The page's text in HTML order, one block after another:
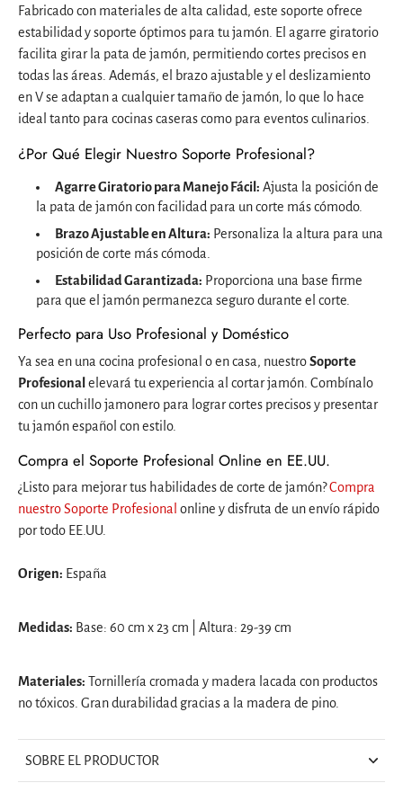
Fabricado con materiales de alta calidad, este soporte ofrece
estabilidad y soporte óptimos para tu jamón. El agarre giratorio
facilita girar la pata de jamón, permitiendo cortes precisos en
todas las áreas. Además, el brazo ajustable y el deslizamiento
en V se adaptan a cualquier tamaño de jamón, lo que lo hace
ideal tanto para cocinas caseras como para eventos culinarios.
¿Por Qué Elegir Nuestro Soporte Profesional?
Agarre Giratorio para Manejo Fácil: Ajusta la posición de
la pata de jamón con facilidad para un corte más cómodo.
Brazo Ajustable en Altura: Personaliza la altura para una
posición de corte más cómoda.
Estabilidad Garantizada: Proporciona una base firme
para que el jamón permanezca seguro durante el corte.
Perfecto para Uso Profesional y Doméstico
Ya sea en una cocina profesional o en casa, nuestroSoporte
Profesional elevará tu experiencia al cortar jamón. Combínalo
con un cuchillo jamonero para lograr cortes precisos y presentar
tu jamón español con estilo.
Compra el Soporte Profesional Online en EE.UU.
¿Listo para mejorar tus habilidades de corte de jamón?Compra
nuestro Soporte Profesional online y disfruta de un envío rápido
por todo EE.UU.
Origen: España
Medidas: Base: 60 cm x 23 cm | Altura: 29-39 cm
Materiales: Tornillería cromada y madera lacada con productos
no tóxicos. Gran durabilidad gracias a la madera de pino.
SOBRE EL PRODUCTOR